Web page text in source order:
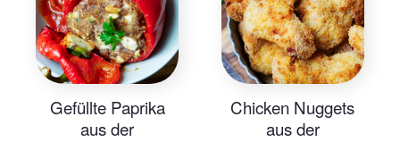
Gefüllte Paprika
aus der
Chicken Nuggets
aus der